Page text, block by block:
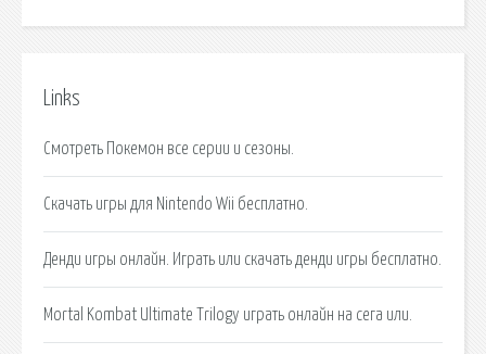
Links
Смотреть Покемон все серии и сезоны.
Скачать игры для Nintendo Wii бесплатно.
Денди игры онлайн. Играть или скачать денди игры бесплатно.
Mortal Kombat Ultimate Trilogy играть онлайн на сега или.